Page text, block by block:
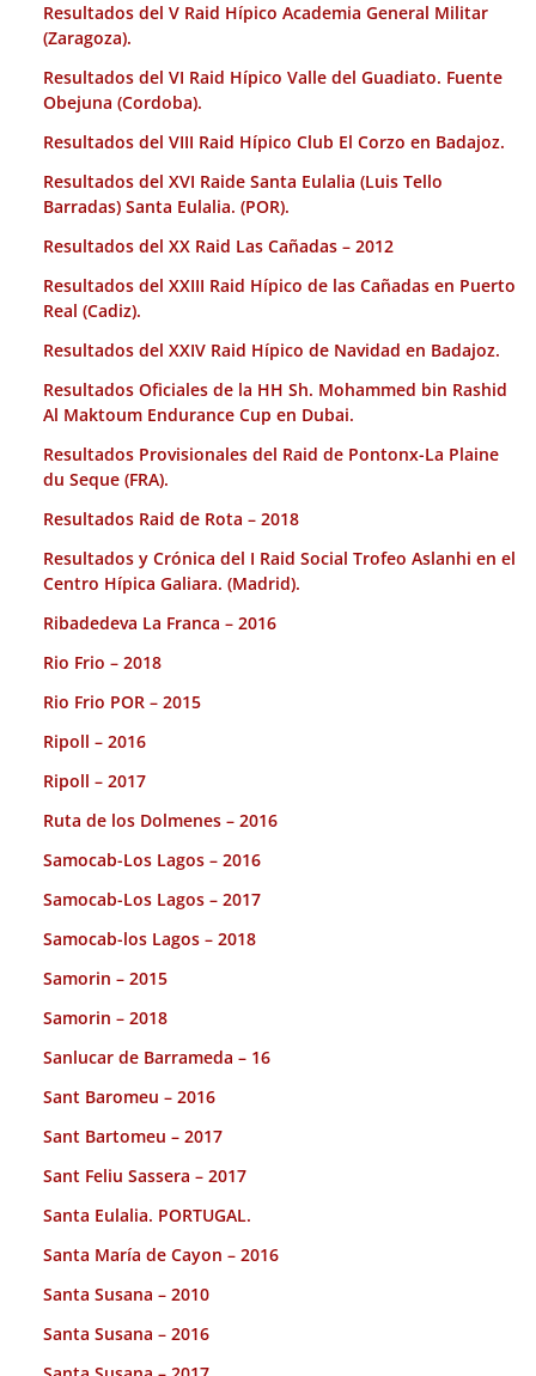
Resultados del V Raid Hípico Academia General Militar
(Zaragoza).
Resultados del VI Raid Hípico Valle del Guadiato. Fuente
Obejuna (Cordoba).
Resultados del VIII Raid Hípico Club El Corzo en Badajoz.
Resultados del XVI Raide Santa Eulalia (Luis Tello
Barradas) Santa Eulalia. (POR).
Resultados del XX Raid Las Cañadas – 2012
Resultados del XXIII Raid Hípico de las Cañadas en Puerto
Real (Cadiz).
Resultados del XXIV Raid Hípico de Navidad en Badajoz.
Resultados Oficiales de la HH Sh. Mohammed bin Rashid
Al Maktoum Endurance Cup en Dubai.
Resultados Provisionales del Raid de Pontonx-La Plaine
du Seque (FRA).
Resultados Raid de Rota – 2018
Resultados y Crónica del I Raid Social Trofeo Aslanhi en el
Centro Hípica Galiara. (Madrid).
Ribadedeva La Franca – 2016
Rio Frio – 2018
Rio Frio POR – 2015
Ripoll – 2016
Ripoll – 2017
Ruta de los Dolmenes – 2016
Samocab-Los Lagos – 2016
Samocab-Los Lagos – 2017
Samocab-los Lagos – 2018
Samorin – 2015
Samorin – 2018
Sanlucar de Barrameda – 16
Sant Baromeu – 2016
Sant Bartomeu – 2017
Sant Feliu Sassera – 2017
Santa Eulalia. PORTUGAL.
Santa María de Cayon – 2016
Santa Susana – 2010
Santa Susana – 2016